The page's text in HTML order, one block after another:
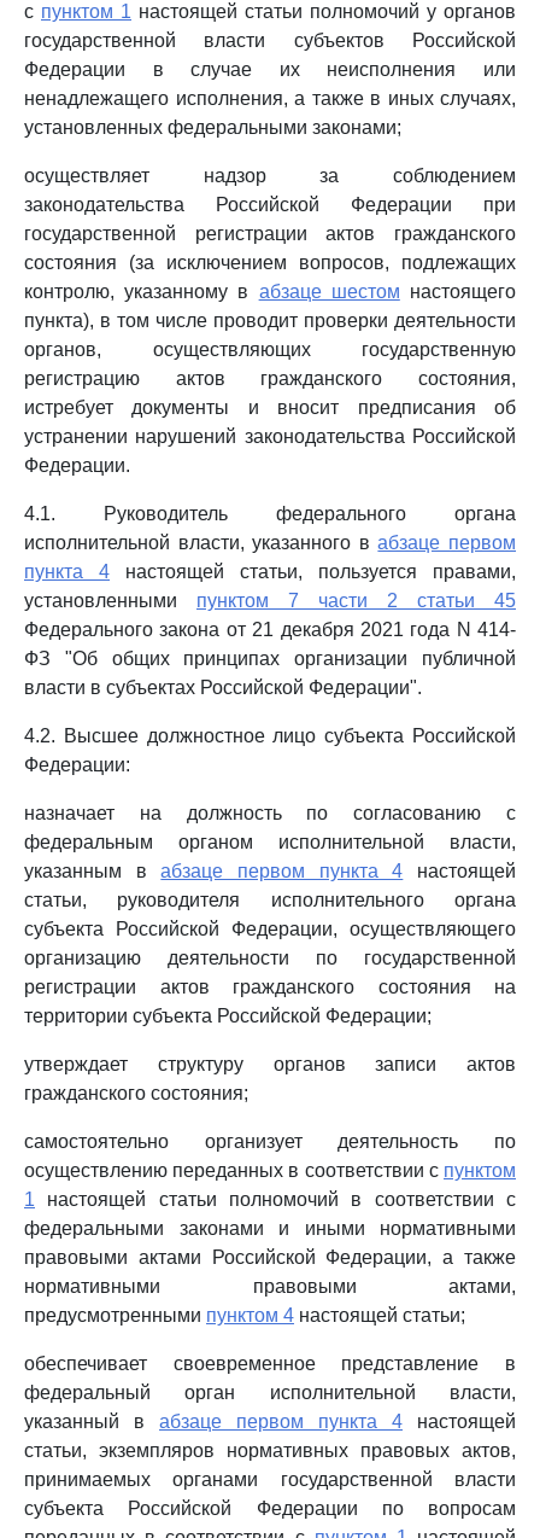
с пунктом 1 настоящей статьи полномочий у органов
государственной власти субъектов Российской
Федерации в случае их неисполнения или
ненадлежащего исполнения, а также в иных случаях,
установленных федеральными законами;
осуществляет надзор за соблюдением
законодательства Российской Федерации при
государственной регистрации актов гражданского
состояния (за исключением вопросов, подлежащих
контролю, указанному в абзаце шестом настоящего
пункта), в том числе проводит проверки деятельности
органов, осуществляющих государственную
регистрацию актов гражданского состояния,
истребует документы и вносит предписания об
устранении нарушений законодательства Российской
Федерации.
4.1. Руководитель федерального органа
исполнительной власти, указанного вабзаце первом
пункта 4 настоящей статьи, пользуется правами,
установленными пунктом 7 части 2 статьи 45
Федерального закона от 21 декабря 2021 года N 414-
ФЗ "Об общих принципах организации публичной
власти в субъектах Российской Федерации".
4.2. Высшее должностное лицо субъекта Российской
Федерации:
назначает на должность по согласованию с
федеральным органом исполнительной власти,
указанным вабзаце первом пункта 4 настоящей
статьи, руководителя исполнительного органа
субъекта Российской Федерации, осуществляющего
организацию деятельности по государственной
регистрации актов гражданского состояния на
территории субъекта Российской Федерации;
утверждает структуру органов записи актов
гражданского состояния;
самостоятельно организует деятельность по
осуществлению переданных в соответствии с пунктом
1 настоящей статьи полномочий в соответствии с
федеральными законами и иными нормативными
правовыми актами Российской Федерации, а также
нормативными правовыми актами,
предусмотренными пунктом 4 настоящей статьи;
обеспечивает своевременное представление в
федеральный орган исполнительной власти,
указанный в абзаце первом пункта 4 настоящей
статьи, экземпляров нормативных правовых актов,
принимаемых органами государственной власти
субъекта Российской Федерации по вопросам